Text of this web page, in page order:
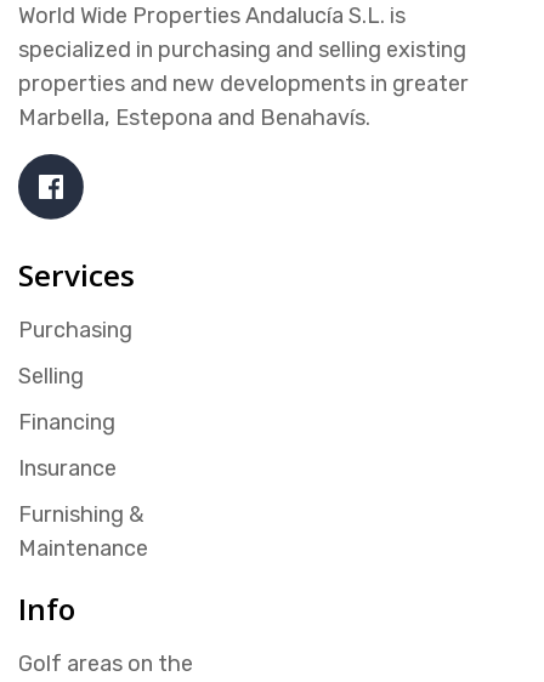
World Wide Properties Andalucía S.L. is
specialized in purchasing and selling existing
properties and new developments in greater
Marbella, Estepona and Benahavís.
Services
Purchasing
Selling
Financing
Insurance
Furnishing &
Maintenance
Info
Golf areas on the